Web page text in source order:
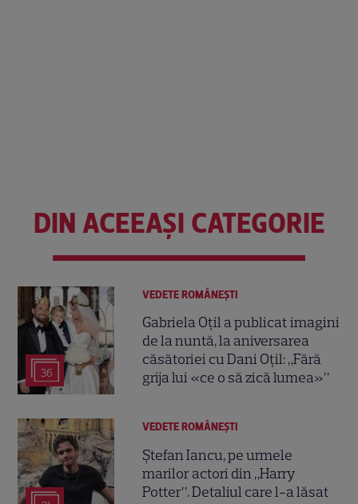
DIN ACEEAȘI CATEGORIE
36
VEDETE ROMÂNEŞTI
Gabriela Oțil a publicat imagini
de la nuntă, la aniversarea
căsătoriei cu Dani Oțil: „Fără
grija lui «ce o să zică lumea»”
VEDETE ROMÂNEŞTI
Ștefan Iancu, pe urmele
marilor actori din „Harry
Potter”. Detaliul care l-a lăsat